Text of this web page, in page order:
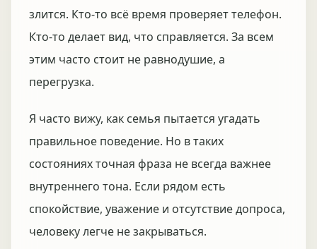
злится. Кто-то всё время проверяет телефон.
Кто-то делает вид, что справляется. За всем
этим часто стоит не равнодушие, а
перегрузка.
Я часто вижу, как семья пытается угадать
правильное поведение. Но в таких
состояниях точная фраза не всегда важнее
внутреннего тона. Если рядом есть
спокойствие, уважение и отсутствие допроса,
человеку легче не закрываться.